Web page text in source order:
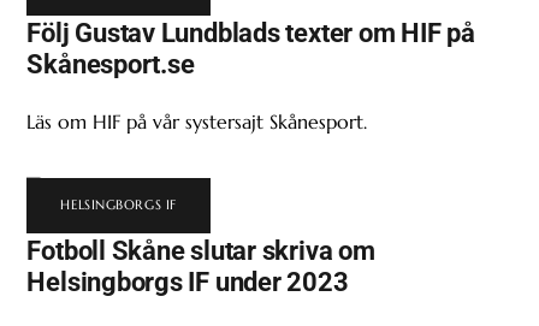
Följ Gustav Lundblads texter om HIF på
Skånesport.se
Läs om HIF på vår systersajt Skånesport.
HELSINGBORGS IF
Fotboll Skåne slutar skriva om
Helsingborgs IF under 2023